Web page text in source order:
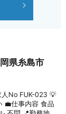
県糸島市
人No FUK-023 💡
💼仕事内容 食品